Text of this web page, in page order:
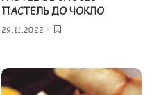
ПАСТЕЛЬ ДО ЧОКЛО
29.11.2022